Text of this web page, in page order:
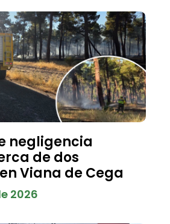
negligencia
de dos
Viana de Cega
2026